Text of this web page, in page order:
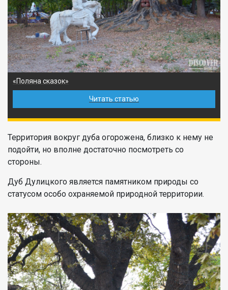
«Поляна сказок»
Читать статью
Территория вокруг дуба огорожена, близко к нему не
подойти, но вполне достаточно посмотреть со
стороны.
Дуб Дулицкого является памятником природы со
статусом особо охраняемой природной территории.